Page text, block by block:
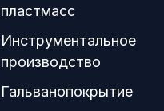
пластмасс
Инструментальное
производство
Гальванопокрытие